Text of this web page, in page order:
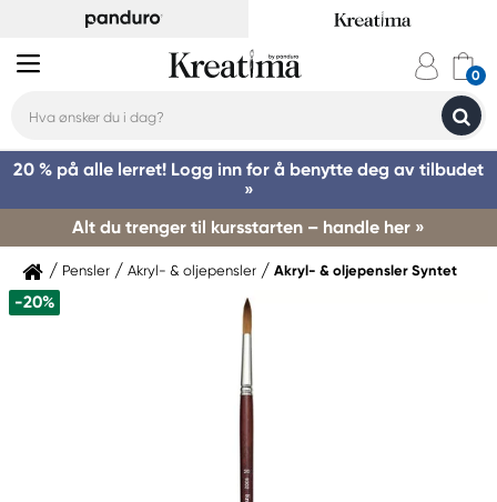
20 % på alle lerret! Logg inn for å benytte deg av tilbudet
»
Alt du trenger til kursstarten – handle her »
Pensler Akryl- & oljepensler Akryl- & oljepensler Syntet
-20%